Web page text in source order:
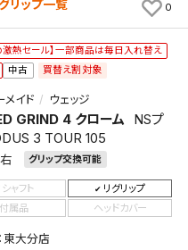
リップ一覧 0
激熱セール】一部商品は毎日入れ替え
中古 買替え割対象
メイド ウェッジ
GRIND 4 クローム
NSプ
3 TOUR 105
グリップ交換可能
シャフト
リグリップ
付属品
ヘッドカバー
東大分店